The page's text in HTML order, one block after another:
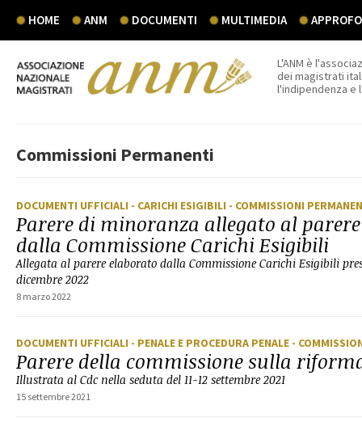
HOME ANM DOCUMENTI MULTIMEDIA
L'ANM è
dei magistrati
l'indipendenza e
Commissioni Permanenti
DOCUMENTI UFFICIALI - CARICHI ESIGIBILI - COMMISSIONI
Parere di minoranza allegato al
dalla Commissione Carichi Esigibili
Allegata al parere elaborato dalla Commissione Carichi Esigibili
dicembre 2022
8 marzo 2022
DOCUMENTI UFFICIALI - PENALE E PROCEDURA PENALE -
Parere della commissione sulla
Illustrata al Cdc nella seduta del 11-12 settembre 2021
15 settembre 2021